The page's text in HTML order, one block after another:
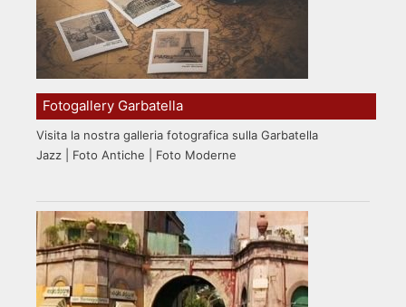
Fotogallery Garbatella
Visita la nostra galleria fotografica sulla Garbatella
Jazz | Foto Antiche | Foto Moderne